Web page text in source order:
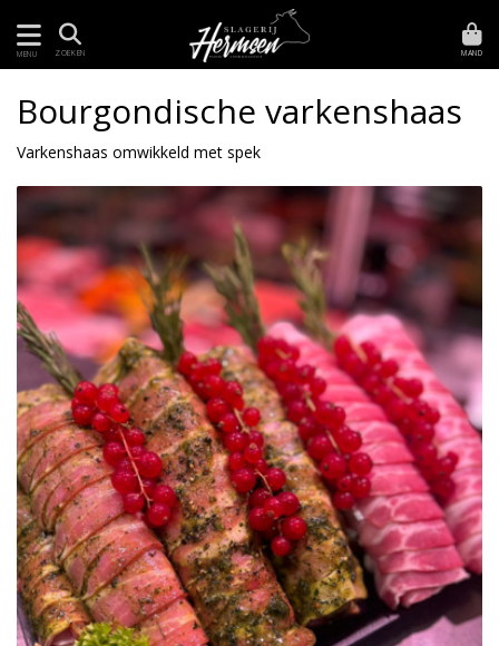
MENU ZOEKEN MAND
Bourgondische varkenshaas
Varkenshaas omwikkeld met spek